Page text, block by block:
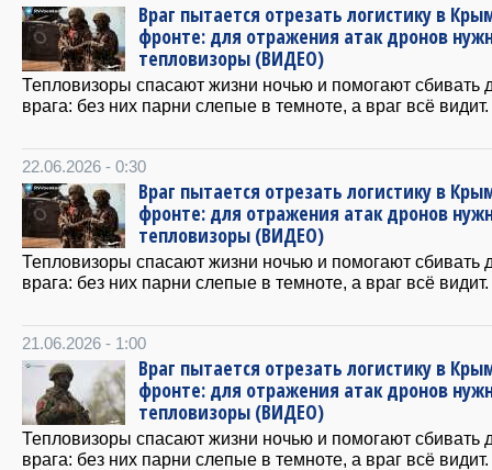
Враг пытается отрезать логистику в
фронте: для отражения атак дронов
тепловизоры (ВИДЕО)
Тепловизоры спасают жизни ночью и помогают сбивать
врага: без них парни слепые в темноте, а враг всё видит.
22.06.2026 - 0:30
Враг пытается отрезать логистику в
фронте: для отражения атак дронов
тепловизоры (ВИДЕО)
Тепловизоры спасают жизни ночью и помогают сбивать
врага: без них парни слепые в темноте, а враг всё видит.
21.06.2026 - 1:00
Враг пытается отрезать логистику в
фронте: для отражения атак дронов
тепловизоры (ВИДЕО)
Тепловизоры спасают жизни ночью и помогают сбивать
врага: без них парни слепые в темноте, а враг всё видит.